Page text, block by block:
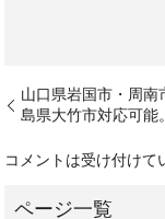
山口県岩国市・周
島県大竹市対応可能。
コメントは受け付けて